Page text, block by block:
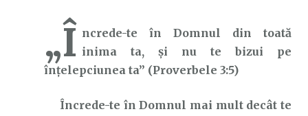
„Î ncrede-te în Domnul din toată
inima ta, şi nu te bizui pe
înţelepciunea ta” (Proverbele 3:5)
Încrede-te în Domnul mai mult decât te